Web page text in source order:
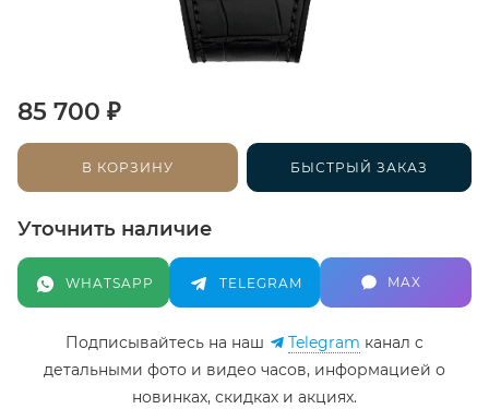
85 700 ₽
В КОРЗИНУ БЫСТРЫЙ ЗАКАЗ
Уточнить наличие
WHATSAPP TELEGRAM MAX
Подписывайтесь на наш Telegram канал c
детальными фото и видео часов, информацией о
новинках, скидках и акциях.